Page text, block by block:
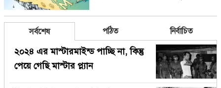
সর্বশেষ পঠিত নির্বাচিত
২০২৪ এর মাস্টারমাইন্ড পাচ্ছি না, কিন্তু
পেয়ে গেছি মাস্টার প্ল্যান